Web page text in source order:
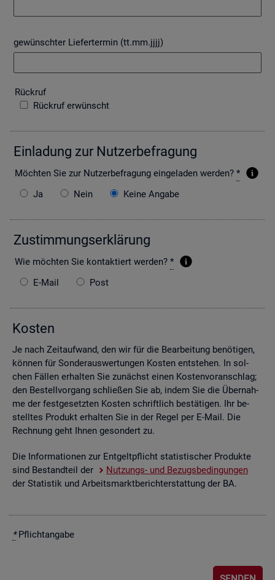
gewünschter Liefertermin (tt.mm.jjjj)
Rück­ruf
Rückruf erwünscht
Ein­la­dung zur Nut­zer­be­fra­gung
Möch­ten Sie zur Nut­zer­be­fra­gung ein­ge­la­den wer­den? *
Ja
Nein Keine Angabe
Zu­stim­mungs­er­klä­rung
Wie möch­ten Sie kon­tak­tiert wer­den? *
E-Mail
Post
Kos­ten
Je nach Zeit­auf­wand, den wir für die Be­ar­bei­tung be­nö­ti­gen,
kön­nen für Son­der­aus­wer­tun­gen Kos­ten ent­ste­hen. In sol­
chen Fäl­len er­hal­ten Sie zu­nächst einen Kos­ten­vor­anschlag;
den Be­stell­vor­gang schlie­ßen Sie ab, indem Sie die Über­nah­
me der fest­ge­setz­ten Kos­ten schrift­lich be­stä­ti­gen. Ihr be­
stell­tes Pro­dukt er­hal­ten Sie in der Regel per E-Mail. Die
Rech­nung geht Ihnen ge­son­dert zu.
Die In­for­ma­tio­nen zur Ent­gelt­pflicht sta­tis­ti­scher Pro­duk­te
sind Be­stand­teil der
Nut­zungs- und Be­zugs­be­din­gun­gen
der Sta­tis­tik und Ar­beits­markt­be­richt­erstat­tung der BA.
*Pflicht­an­ga­be